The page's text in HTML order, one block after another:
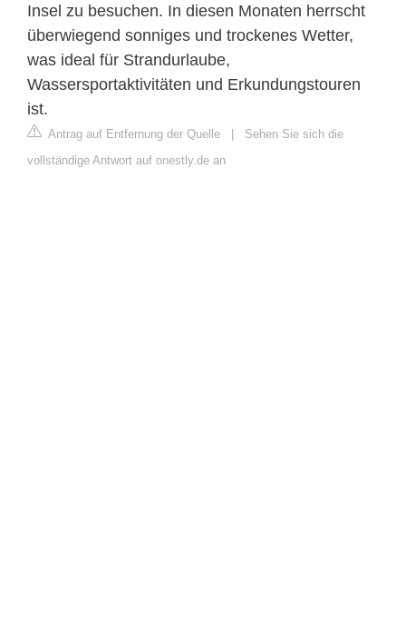
Insel zu besuchen. In diesen Monaten herrscht
überwiegend sonniges und trockenes Wetter,
was ideal für Strandurlaube,
Wassersportaktivitäten und Erkundungstouren
ist.
Antrag auf Entfernung der Quelle | Sehen Sie sich die
vollständige Antwort auf onestly.de an